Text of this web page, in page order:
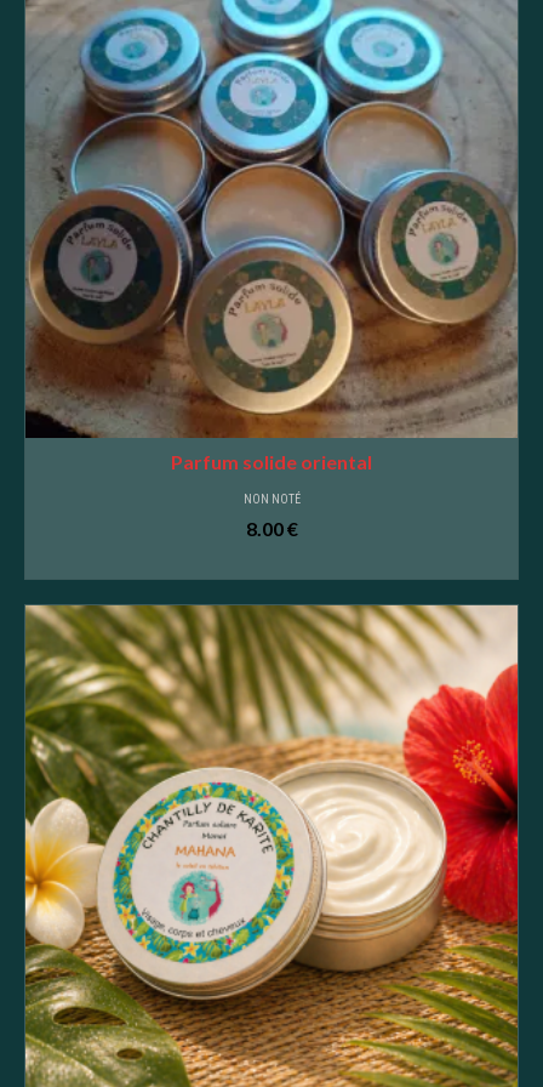
Parfum solide oriental
NON NOTÉ
8.00€